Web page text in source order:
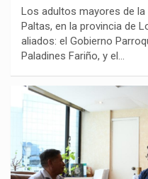
Los adultos mayores de
Paltas, en la provincia de
aliados: el Gobierno
Paladines Fariño, y el…